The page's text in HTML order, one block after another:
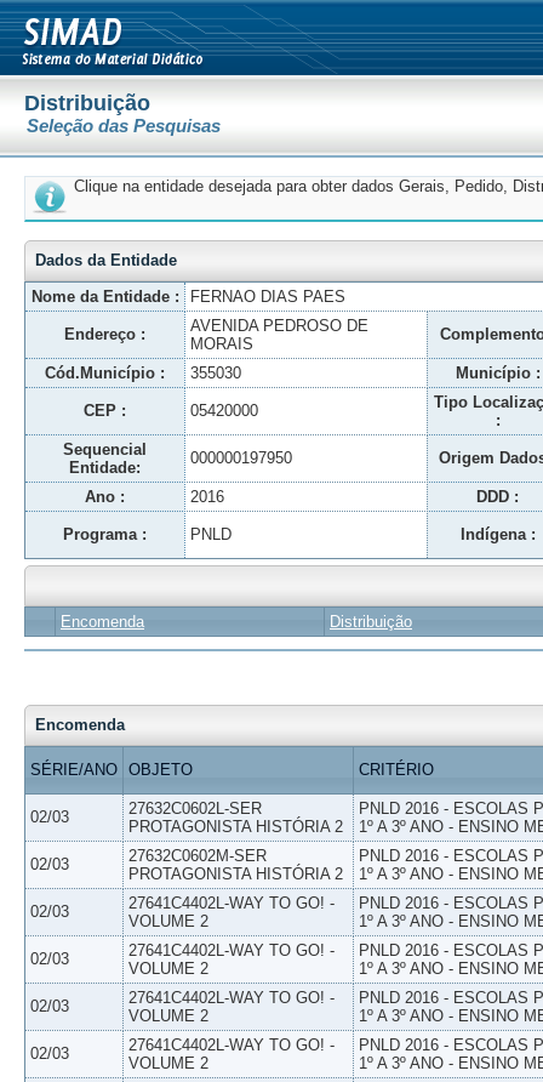
Distribuição
Seleção das Pesquisas
Clique na entidade desejada para obter dados Gerais, Pedido,
Dados da Entidade
Nome da Entidade :
FERNAO DIAS PAES
Endereço :
AVENIDA PEDROSO DE
MORAIS
Cód.Município : 355030 Município :
CEP : 05420000
Tipo
:
Sequencial
Entidade:
000000197950 Origem
Ano : 2016 DDD :
Programa : PNLD Indígena :
Encomenda Distribuição
Encomenda
SÉRIE/ANO OBJETO CRITÉRIO
02/03
27632C0602L-SER
PROTAGONISTA HISTÓRIA 2
PNLD 2016 - ESCOLAS
1º A 3º ANO - ENSINO
02/03
27632C0602M-SER
PROTAGONISTA HISTÓRIA 2
PNLD 2016 - ESCOLAS
1º A 3º ANO - ENSINO
02/03
27641C4402L-WAY TO GO! -
VOLUME 2
PNLD 2016 - ESCOLAS
1º A 3º ANO - ENSINO
02/03
27641C4402L-WAY TO GO! -
VOLUME 2
PNLD 2016 - ESCOLAS
1º A 3º ANO - ENSINO
02/03
27641C4402L-WAY TO GO! -
VOLUME 2
PNLD 2016 - ESCOLAS
1º A 3º ANO - ENSINO
02/03
27641C4402L-WAY TO GO! -
VOLUME 2
PNLD 2016 - ESCOLAS
1º A 3º ANO - ENSINO